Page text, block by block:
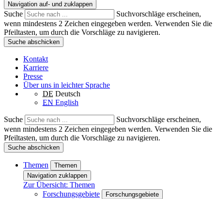
Navigation auf- und zuklappen
Suche
Suchvorschläge erscheinen,
wenn mindestens 2 Zeichen eingegeben werden. Verwenden Sie die
Pfeiltasten, um durch die Vorschläge zu navigieren.
Suche abschicken
Kontakt
Karriere
Presse
Über uns in leichter Sprache
DE Deutsch
EN English
Suche
Suchvorschläge erscheinen,
wenn mindestens 2 Zeichen eingegeben werden. Verwenden Sie die
Pfeiltasten, um durch die Vorschläge zu navigieren.
Suche abschicken
Themen
Themen
Navigation zuklappen
Zur Übersicht: Themen
Forschungsgebiete
Forschungsgebiete